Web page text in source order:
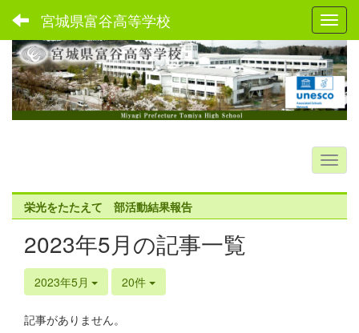
宮城県富谷高等学校
栄光をたたえて 部活動結果報告
2023年5月の記事一覧
2023年5月 20件
記事がありません。